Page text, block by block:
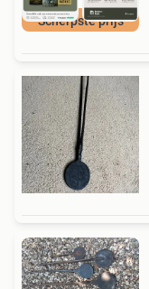
Scherpste prijs